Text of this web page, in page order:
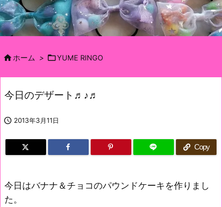

次へ

ホーム > YUME RINGO
今日のデザート♬♪♬
 2013年3月11日
Copy
今日はバナナ＆チョコのパウンドケーキを作りまし
た。